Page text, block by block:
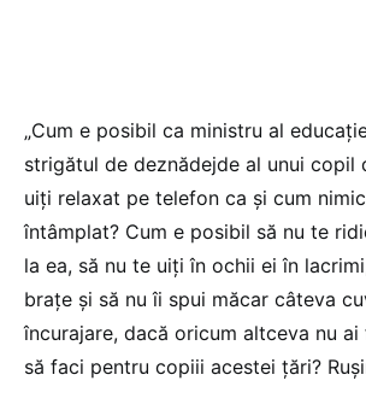
„Cum e posibil ca ministru al
strigătul de deznădejde al unui copil
uiți relaxat pe telefon ca și cum
întâmplat? Cum e posibil să nu te
la ea, să nu te uiți în ochii ei în
brațe și să nu îi spui măcar câteva
încurajare, dacă oricum altceva nu
să faci pentru copiii acestei țări?